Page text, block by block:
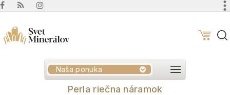
Naša ponuka
Perla riečna náramok